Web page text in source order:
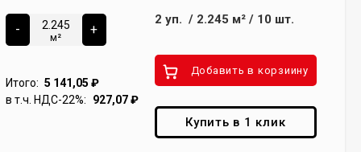
-
м²
+
Итого: 5 141,05 ₽
в т.ч. НДС-22%:
927,07₽
2 уп. / 2.245 м²/ 10 шт.
Добавить в корзиину
Купить в 1 клик